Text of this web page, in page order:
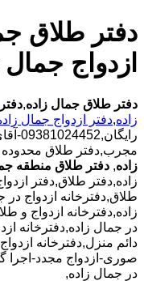
دفتر طلاق
ازدواج جمال
دفتر طلاق جمال زاده,
زاده,دفتر ازدواج جمال
مجرب,دفتر طلاق محدوده
زاده, دفتر طلاق منطقه
زاده,دفتر طلاق,دفتر
طلاق,دفترخانه ازدواج
زاده,دفترخانه ازدواج و
در جمال زاده,دفترخانه
دائم منزل,دفترخانه
صوری-ازدواج مجدد-اجرا
در جمال زاده,